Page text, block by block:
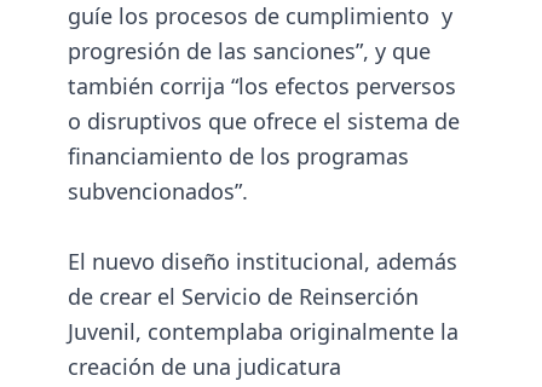
guíe los procesos de cumplimiento y
progresión de las sanciones”, y que
también corrija “los efectos perversos
o disruptivos que ofrece el sistema de
financiamiento de los programas
subvencionados”.
El nuevo diseño institucional, además
de crear el Servicio de Reinserción
Juvenil, contemplaba originalmente la
creación de una judicatura